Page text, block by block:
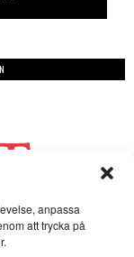
anpassa
att trycka på